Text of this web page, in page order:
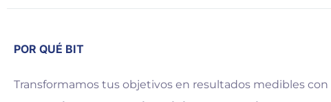
POR QUÉ BIT
Transformamos tus objetivos en resultados medibles con